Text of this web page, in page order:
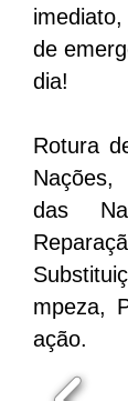
de
dia!
Rotura
das
mpeza,
ação.